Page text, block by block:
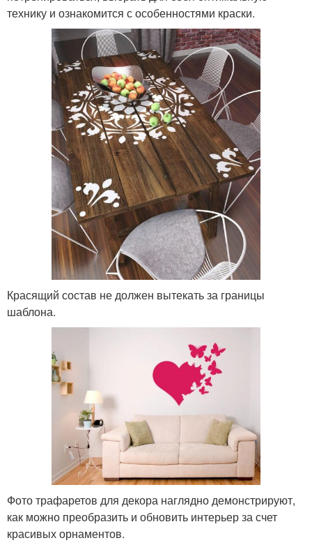
технику и ознакомится с особенностями краски.
Красящий состав не должен вытекать за границы
шаблона.
Фото трафаретов для декора наглядно демонстрируют,
как можно преобразить и обновить интерьер за счет
красивых орнаментов.